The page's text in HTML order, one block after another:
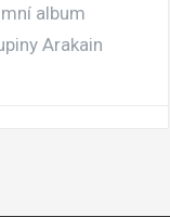
album
Arakain